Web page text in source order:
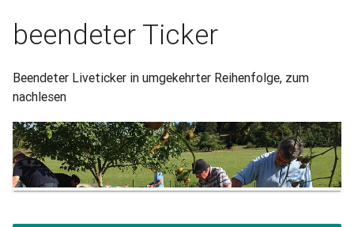
beendeter Ticker
Beendeter Liveticker in umgekehrter Reihenfolge, zum
nachlesen